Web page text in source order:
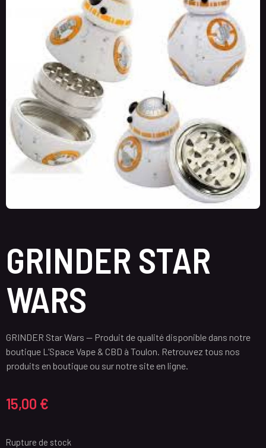
GRINDER STAR
WARS
GRINDER Star Wars — Produit de qualité disponible dans notre
boutique L’Space Vape & CBD à Toulon. Retrouvez tous nos
produits en boutique ou sur notre site en ligne.
15,00 €
Rupture de stock